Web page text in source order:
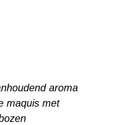
aroma
maquis met